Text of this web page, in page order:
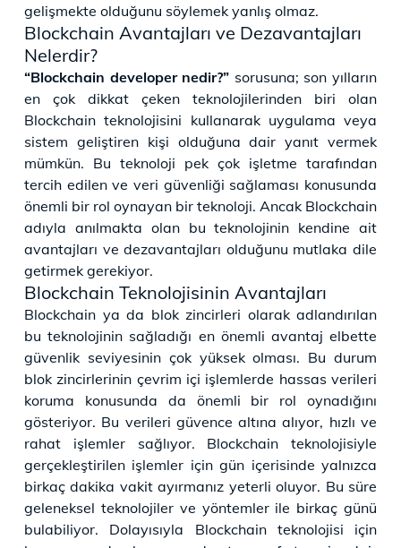
gelişmekte olduğunu söylemek yanlış olmaz.
Blockchain Avantajları ve Dezavantajları
Nelerdir?
“Blockchain developer nedir?” sorusuna; son yılların
en çok dikkat çeken teknolojilerinden biri olan
Blockchain teknolojisini kullanarak uygulama veya
sistem geliştiren kişi olduğuna dair yanıt vermek
mümkün. Bu teknoloji pek çok işletme tarafından
tercih edilen ve veri güvenliği sağlaması konusunda
önemli bir rol oynayan bir teknoloji. Ancak Blockchain
adıyla anılmakta olan bu teknolojinin kendine ait
avantajları ve dezavantajları olduğunu mutlaka dile
getirmek gerekiyor.
Blockchain Teknolojisinin Avantajları
Blockchain ya da blok zincirleri olarak adlandırılan
bu teknolojinin sağladığı en önemli avantaj elbette
güvenlik seviyesinin çok yüksek olması. Bu durum
blok zincirlerinin çevrim içi işlemlerde hassas verileri
koruma konusunda da önemli bir rol oynadığını
gösteriyor. Bu verileri güvence altına alıyor, hızlı ve
rahat işlemler sağlıyor. Blockchain teknolojisiyle
gerçekleştirilen işlemler için gün içerisinde yalnızca
birkaç dakika vakit ayırmanız yeterli oluyor. Bu süre
geleneksel teknolojiler ve yöntemler ile birkaç günü
bulabiliyor. Dolayısıyla Blockchain teknolojisi için